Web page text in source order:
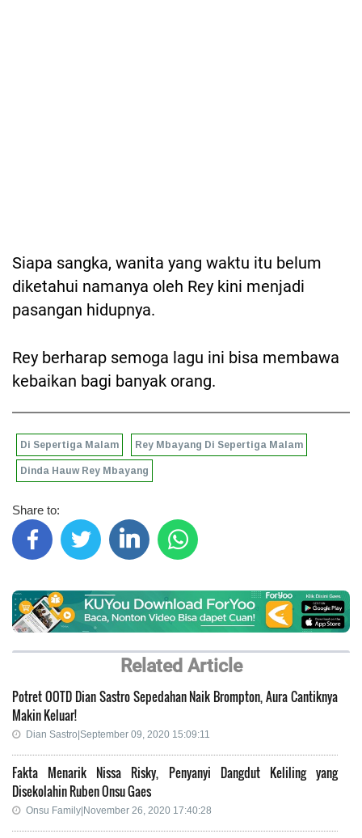
Siapa sangka, wanita yang waktu itu belum
diketahui namanya oleh Rey kini menjadi
pasangan hidupnya.
Rey berharap semoga lagu ini bisa membawa
kebaikan bagi banyak orang.
Di Sepertiga Malam Rey Mbayang Di Sepertiga Malam
Dinda Hauw Rey Mbayang
Share to:
Related Article
Potret OOTD Dian Sastro Sepedahan Naik Brompton, Aura Cantiknya
Makin Keluar!
Dian Sastro|September 09, 2020 15:09:11
Fakta Menarik Nissa Risky, Penyanyi Dangdut Keliling yang
Disekolahin Ruben Onsu Gaes
Onsu Family|November 26, 2020 17:40:28